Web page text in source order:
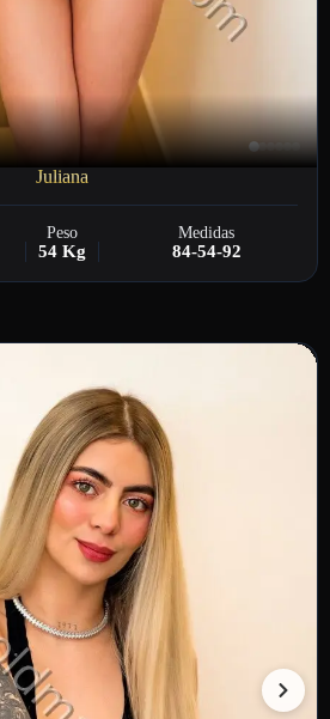
Juliana
Peso Medidas
54 Kg 84-54-92